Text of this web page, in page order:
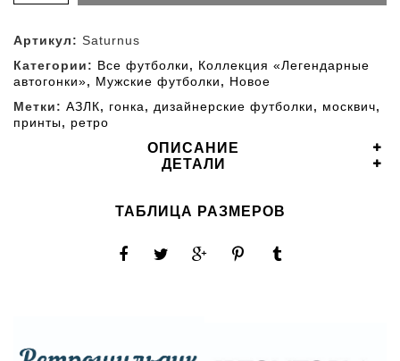
Артикул: Saturnus
Категории: Все футболки, Коллекция «Легендарные
автогонки», Мужские футболки, Новое
Метки: АЗЛК, гонка, дизайнерские футболки, москвич,
принты, ретро
ОПИСАНИЕ
ДЕТАЛИ
ТАБЛИЦА РАЗМЕРОВ